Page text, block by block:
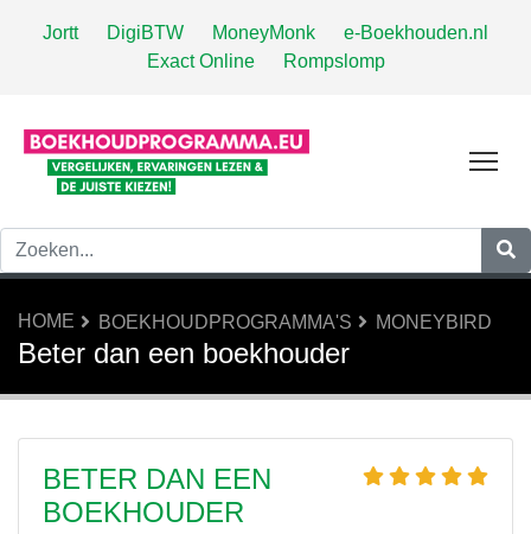
Jortt DigiBTW MoneyMonk
e-Boekhouden.nl
Exact Online
Rompslomp
HOME BOEKHOUDPROGRAMMA'S MONEYBIRD
Beter dan een boekhouder
BETER DAN EEN
BOEKHOUDER